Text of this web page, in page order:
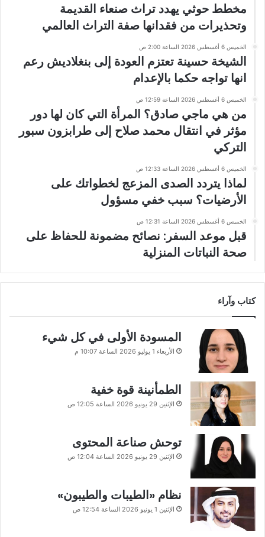
مخطط حوثي يهدد تراث صنعاء القديمة
وتحذيرات من فقدانها صفة التراث العالمي
الخميس 6 أغسطس 2026 الساعة 2:00 ص
الشيخة حسينة تعتزم العودة إلى بنغلاديش رعم
انها تواجه حكما بالإعدام
الخميس 6 أغسطس 2026 الساعة 12:59 ص
من هي ماجي صادق؟ المرأة التي كان لها دور
مؤثر في انتقال محمد صلاح إلى طرابزون سبور
التركي
الخميس 6 أغسطس 2026 الساعة 12:33 ص
لماذا يتردد الصدى المزعج لخطواتك على
الأرضيات؟ سبب خفي مسؤول
الخميس 6 أغسطس 2026 الساعة 12:31 ص
قبل موعد السفر: نصائح مضمونة للحفاظ على
صحة النباتات المنزلية
كتاب وآراء
المسودة الأولى في كل شيء
الأربعاء 1 يوليو 2026 الساعة 10:07 م
الطمأنينة قوة خفية
الإثنين 29 يونيو 2026 الساعة 12:05 ص
توحش صناعة المحتوى
الإثنين 29 يونيو 2026 الساعة 12:04 ص
نظام «الطيبات والطيبون»
الإثنين 1 يونيو 2026 الساعة 12:54 ص